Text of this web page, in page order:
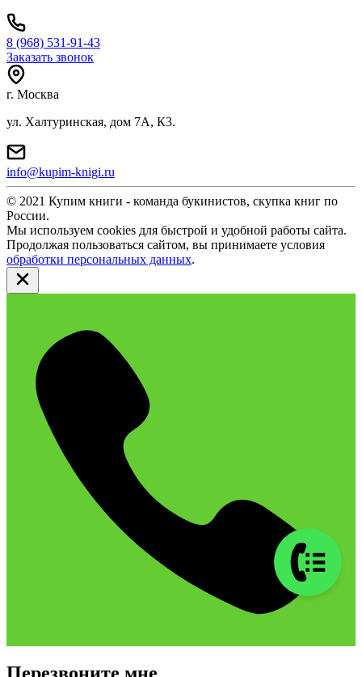
8 (968) 531-91-43
Заказать звонок
г. Москва
ул. Халтуринская, дом 7А, К3.
info@kupim-knigi.ru
© 2021 Купим книги - команда букинистов, скупка книг по
России.
Мы используем cookies для быстрой и удобной работы сайта.
Продолжая пользоваться сайтом, вы принимаете условия
обработки персональных данных.
Перезвоните мне